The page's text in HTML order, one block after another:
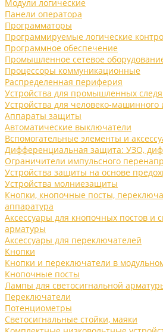
Модули логические
Панели оператора
Программаторы
Программируемые логические
Программное обеспечение
Промышленное сетевое
Процессоры коммуникационные
Распределенная периферия
Устройства для промышленных
Устройства для человеко-машинного
Аппараты защиты
Автоматические выключатели
Вспомогательные элементы и
Дифференциальная защита: УЗО,
Ограничители импульсного
Устройства защиты на основе
Устройства молниезащиты
Кнопки, кнопочные посты,
аппаратура
Аксессуары для кнопочных постов и
арматуры
Аксессуары для переключателей
Кнопки
Кнопки и переключатели в
Кнопочные посты
Лампы для светосигнальной
Переключатели
Потенциометры
Светосигнальные стойки, маяки